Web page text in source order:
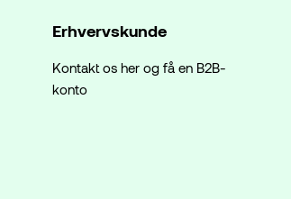
Erhvervskunde
Kontakt os her og få en B2B-
konto